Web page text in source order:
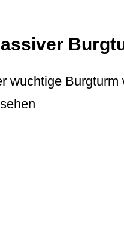
wuchtige Burgturm